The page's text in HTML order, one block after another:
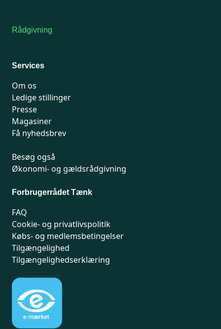
Rådgivning
Services
Om os
Ledige stillinger
Presse
Magasiner
Få nyhedsbrev
Besøg også
Økonomi- og gældsrådgivning
Forbrugerrådet Tænk
FAQ
Cookie- og privatlivspolitik
Købs- og medlemsbetingelser
Tilgængelighed
Tilgængelighedserklæring